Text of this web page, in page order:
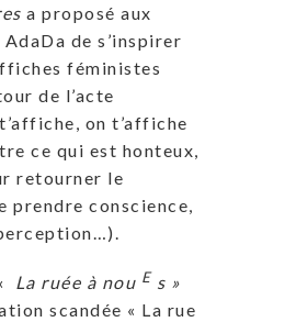
a proposé aux
de s’inspirer
féministes
de l’acte
on t’affiche
ce qui est honteux,
retourner le
prendre conscience,
La ruée à nou E s »
scandée « La rue